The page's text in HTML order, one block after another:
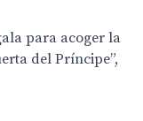
para acoger la
del Príncipe”,